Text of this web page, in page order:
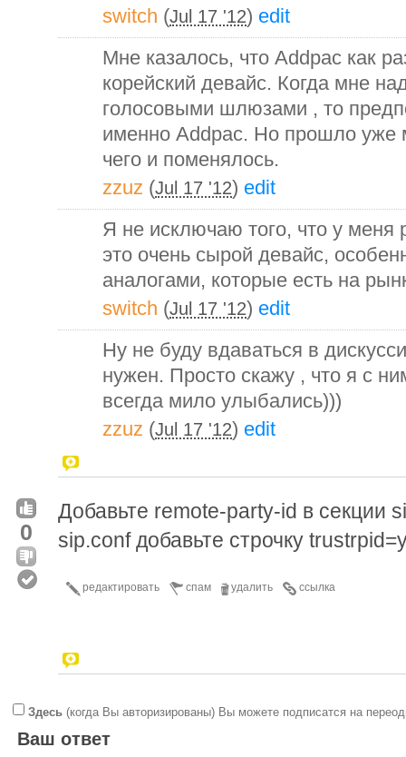
switch (Jul 17 '12) edit
Мне казалось, что Addpac как
корейский девайс. Когда мне
голосовыми шлюзами , то
именно Addpac. Но прошло уже
чего и поменялось.
zzuz (Jul 17 '12) edit
Я не исключаю того, что у меня
это очень сырой девайс,
аналогами, которые есть на
switch (Jul 17 '12) edit
Ну не буду вдаваться в
нужен. Просто скажу , что я с
всегда мило улыбались)))
zzuz (Jul 17 '12) edit
0
Добавьте remote-party-id в секции
sip.conf добавьте строчку
ссылка
удалить
спам
редактировать
Здесь (когда Вы авторизированы) Вы можете подписатся на
Ваш ответ